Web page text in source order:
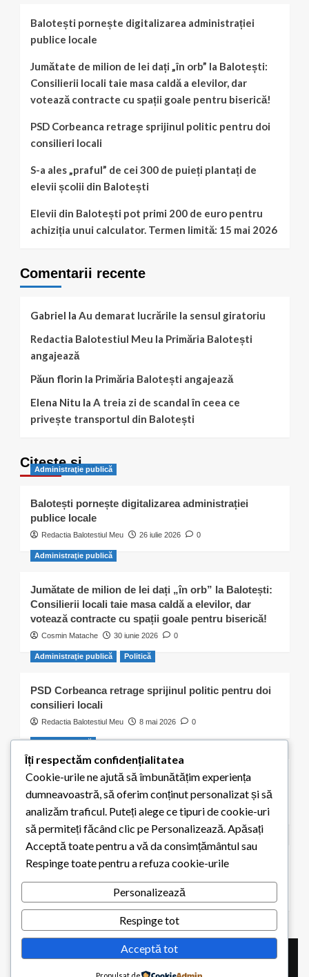
Județean
Ilfov
Balotești pornește digitalizarea administrației
publice locale
Jumătate de milion de lei dați „în orb” la Balotești:
Consilierii locali taie masa caldă a elevilor, dar
votează contracte cu spații goale pentru biserică!
PSD Corbeanca retrage sprijinul politic pentru doi
consilieri locali
S-a ales „praful” de cei 300 de puieți plantați de
elevii școlii din Balotești
Elevii din Balotești pot primi 200 de euro pentru
achiziția unui calculator. Termen limită: 15 mai 2026
Comentarii recente
Gabriel la Au demarat lucrările la sensul giratoriu
Redactia Balotestiul Meu la Primăria Balotești
angajează
Păun florin la Primăria Balotești angajează
Elena Nitu la A treia zi de scandal în ceea ce
privește transportul din Balotești
Citește și…
Administraţie publică
Balotești pornește digitalizarea administrației
publice locale
Redactia Balotestiul Meu 26 iulie 2026 0
Administraţie publică
Jumătate de milion de lei dați „în orb” la Balotești:
Consilierii locali taie masa caldă a elevilor, dar
votează contracte cu spații goale pentru biserică!
Cosmin Matache 30 iunie 2026 0
Administraţie publică Politică
PSD Corbeanca retrage sprijinul politic pentru doi
consilieri locali
Redactia Balotestiul Meu 8 mai 2026 0
Activitate civică
S-a ales „praful” de cei 300 de puieți plantați de
elevii școlii din Balotești
Redactia Balotestiul Meu 8 mai 2026
Educaţie
Elevii din Balotești pot primi 200 de euro pentru
Redactia Balotestiul Meu 1 mai 2026
Copyright © All rights reserved.|CoverNewsby AF
Îți respectăm confidențialitatea
Cookie-urile ne ajută să îmbunătățim experiența
dumneavoastră, să oferim conținut personalizat și să
analizăm traficul. Puteți alege ce tipuri de cookie-uri
să permiteți făcând clic pe Personalizează. Apăsați
Acceptă toate pentru a vă da consimțământul sau
Respinge toate pentru a refuza cookie-urile
Personalizează
Respinge tot
Acceptă tot